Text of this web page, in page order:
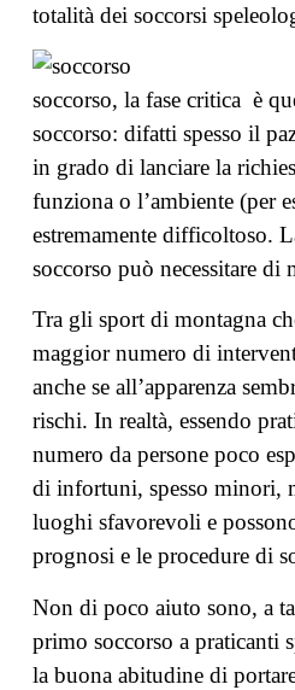
totalità dei soccorsi
soccorso, la fase critica è
soccorso: difatti spesso il
in grado di lanciare la
funziona o l’ambiente (per
estremamente difficoltoso.
soccorso può necessitare di
Tra gli sport di montagna
maggior numero di
anche se all’apparenza
rischi. In realtà, essendo
numero da persone poco
di infortuni, spesso minori,
luoghi sfavorevoli e
prognosi e le procedure di
Non di poco aiuto sono, a
primo soccorso a praticanti
la buona abitudine di